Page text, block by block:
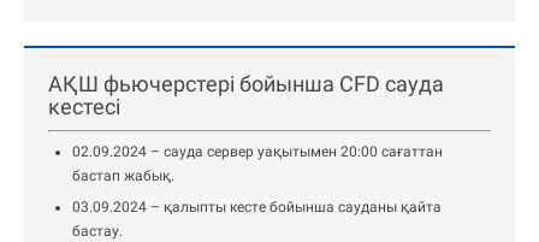
АҚШ фьючерстері бойынша CFD сауда
кестесі
02.09.2024 – сауда сервер уақытымен 20:00 сағаттан
бастап жабық.
03.09.2024 – қалыпты кесте бойынша сауданы қайта
бастау.